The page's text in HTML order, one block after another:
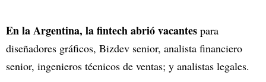
En la Argentina, la fintech abrió vacantes para
diseñadores gráficos, Bizdev senior, analista financiero
senior, ingenieros técnicos de ventas; y analistas legales.